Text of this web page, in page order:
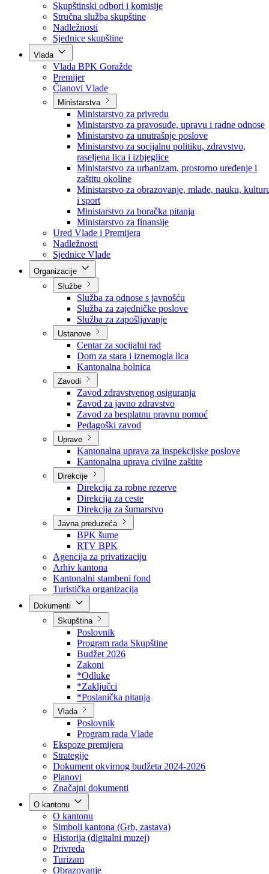
Poslanici po strankama
Poslanici po klubovima naroda
Kolegij skupštine
Skupštinski odbori i komisije
Stručna služba skupštine
Nadležnosti
Sjednice skupštine
Vlada
Vlada BPK Goražde
Premijer
Članovi Vlade
Ministarstva
Ministarstvo za privredu
Ministarstvo za pravosuđe, upravu i radne odnose
Ministarstvo za unutrašnje poslove
Ministarstvo za socijalnu politiku, zdravstvo,
raseljena lica i izbjeglice
Ministarstvo za urbanizam, prostorno uređenje i
zaštitu okoline
Ministarstvo za obrazovanje, mlade, nauku,
i sport
Ministarstvo za boračka pitanja
Ministarstvo za finansije
Ured Vlade i Premijera
Nadležnosti
Sjednice Vlade
Službe
Služba za odnose s javnošću
Služba za zajedničke poslove
Služba za zapošljavanje
Ustanove
Centar za socijalni rad
Dom za stara i iznemogla lica
Kantonalna bolnica
Zavodi
Zavod zdravstvenog osiguranja
Zavod za javno zdravstvo
Zavod za besplatnu pravnu pomoć
Pedagoški zavod
Uprave
Kantonalna uprava za inspekcijske poslove
Kantonalna uprava civilne zaštite
Direkcije
Direkcija za robne rezerve
Direkcija za ceste
Direkcija za šumarstvo
Javna preduzeća
BPK šume
RTV BPK
Agencija za privatizaciju
Arhiv kantona
Kantonalni stambeni fond
Turistička organizacija
Skupština
Poslovnik
Program rada Skupštine
Budžet 2026
Zakoni
*Odluke
*Zaključci
*Poslanička pitanja
Vlada
Poslovnik
Program rada Vlade
Ekspoze premijera
Strategije
Dokument okvirnog budžeta 2024-2026
Planovi
Značajni dokumenti
O kantonu
O kantonu
Simboli kantona (Grb, zastava)
Historija (digitalni muzej)